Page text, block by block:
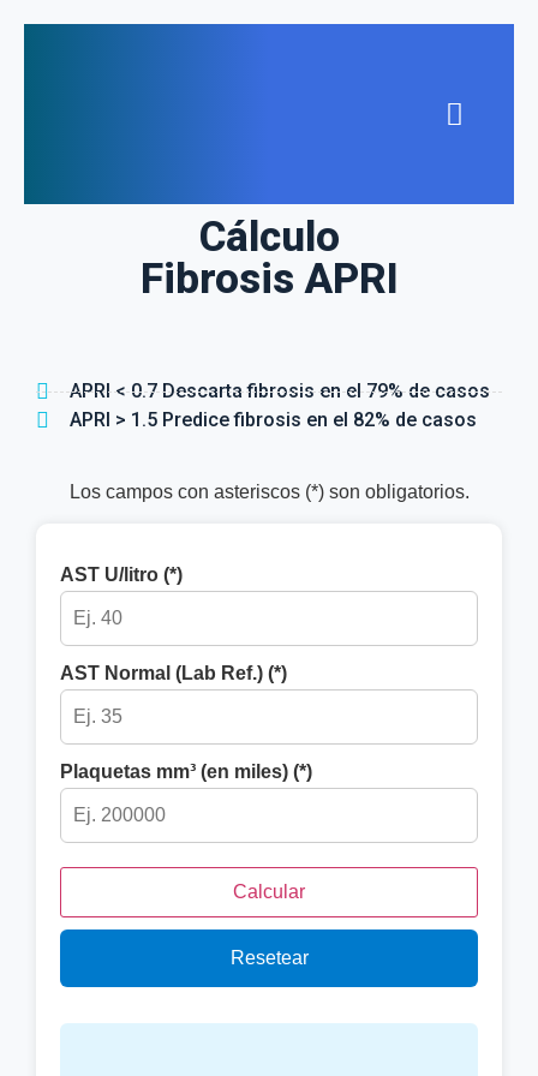
Cálculo
Fibrosis APRI
APRI < 0.7 Descarta fibrosis en el 79% de casos
APRI > 1.5 Predice fibrosis en el 82% de casos
Los campos con asteriscos (*) son obligatorios.
AST U/litro (*)
AST Normal (Lab Ref.) (*)
Plaquetas mm³ (en miles) (*)
Calcular
Resetear